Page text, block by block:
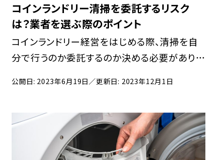
コインランドリー清掃を委託するリスク
は？業者を選ぶ際のポイント
コインランドリー経営をはじめる際、清掃を自
分で行うのか委託するのか決める必要がありま
記事で […]
公開日: 2023年6月19日／更新日: 2023年12月1日